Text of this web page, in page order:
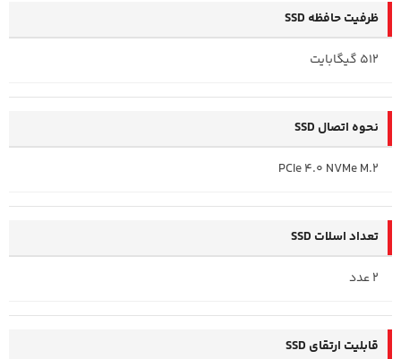
ظرفیت حافظه SSD
512 گیگابایت
نحوه اتصال SSD
PCIe 4.0 NVMe M.2
تعداد اسلات SSD
2 عدد
قابلیت ارتقای SSD